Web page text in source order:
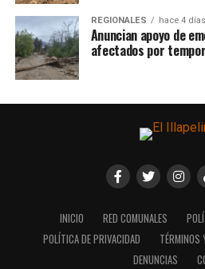
REGIONALES hace 4 días
Anuncian apoyo de
afectados por
INICIO RED COMUNALES
POLÍTICA DE PRIVACIDAD
TÉRMINOS
DENUNCIAS